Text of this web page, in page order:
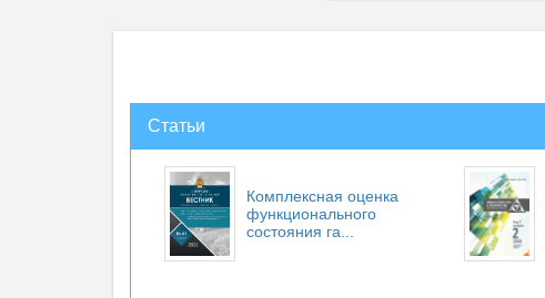
Статьи
Комплексная оценка
функционального
состояния га...